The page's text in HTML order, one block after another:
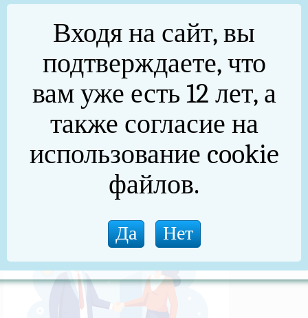
Реальные дела (архив)
Национальные проекты
75 лет Победы в Великой Отечественной войне
(архив)
Новости прокуратуры
Входя на сайт, вы
подтверждаете, что
вам уже есть 12 лет, а
также согласие на
использование cookie
файлов.